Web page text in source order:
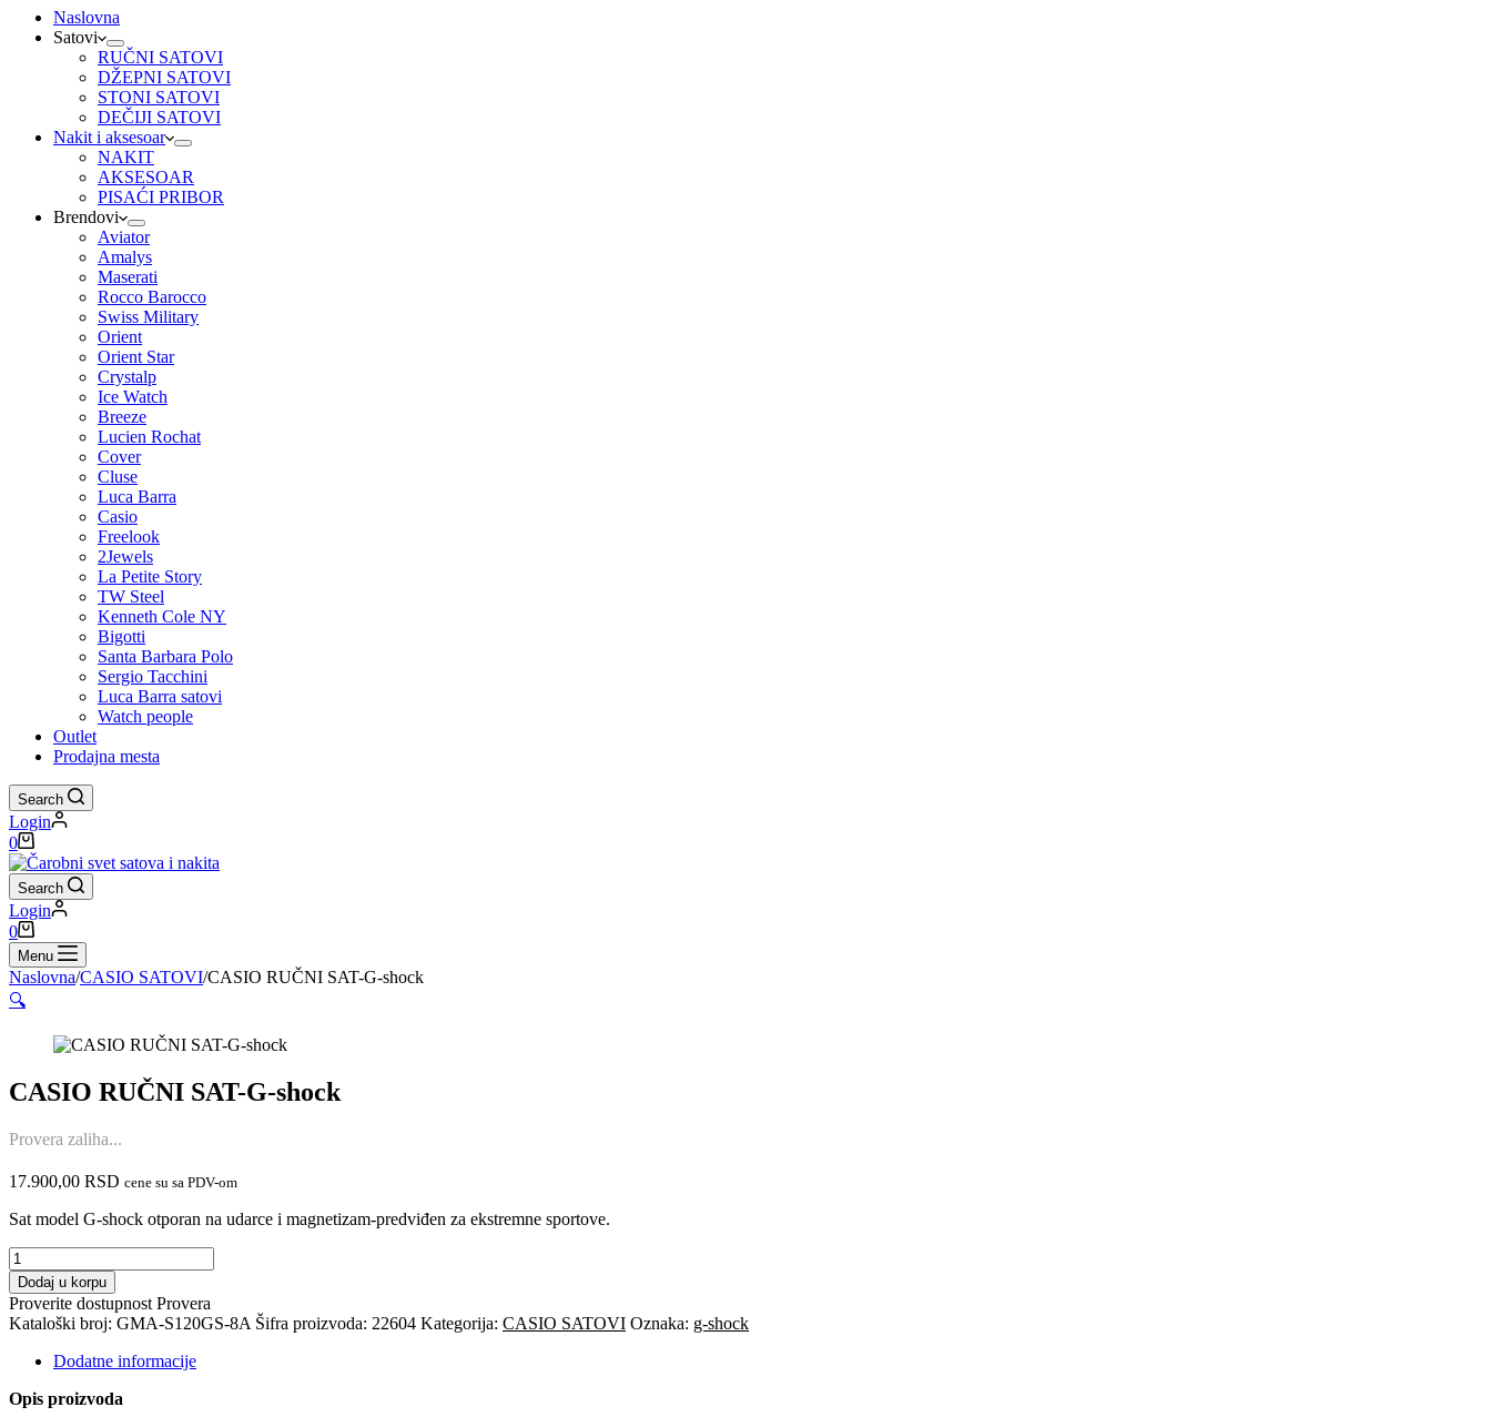
Naslovna
Satovi
RUČNI SATOVI
DŽEPNI SATOVI
STONI SATOVI
DEČIJI SATOVI
Nakit i aksesoar
NAKIT
AKSESOAR
PISAĆI PRIBOR
Brendovi
Aviator
Amalys
Maserati
Rocco Barocco
Swiss Military
Orient
Orient Star
Crystalp
Ice Watch
Breeze
Lucien Rochat
Cover
Cluse
Luca Barra
Casio
Freelook
2Jewels
La Petite Story
TW Steel
Kenneth Cole NY
Bigotti
Santa Barbara Polo
Sergio Tacchini
Luca Barra satovi
Watch people
Outlet
Prodajna mesta
Search
Login
Shopping
cart
0
Search
Login
Shopping
cart
0
Menu
Naslovna/CASIO SATOVI/CASIO RUČNI SAT-G-shock
🔍
CASIO RUČNI SAT-G-shock
Provera zaliha...
17.900,00 RSD cene su sa PDV-om
Sat model G-shock otporan na udarce i magnetizam-predviđen za ekstremne sportove.
CASIO
RUČNI
SAT-
G-
shock
količina
Dodaj u korpu
Proverite dostupnost Provera
Kataloški broj: GMA-S120GS-8A Šifra proizvoda: 22604 Kategorija: CASIO SATOVI Oznaka: g-shock
Dodatne informacije
Opis proizvoda